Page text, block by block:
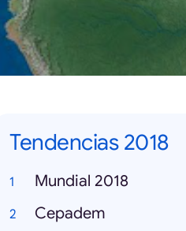
Tendencias 2018
Mundial 2018
Cepadem